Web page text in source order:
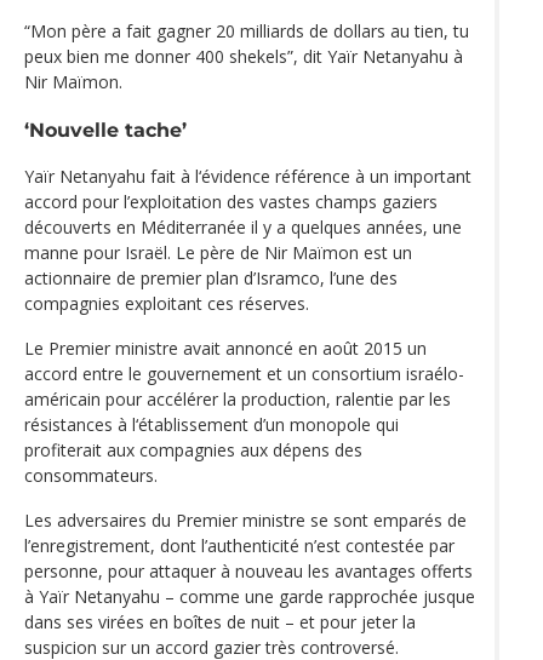
“Mon père a fait gagner 20 milliards de dollars au tien, tu
peux bien me donner 400 shekels”, dit Yaïr Netanyahu à
Nir Maïmon.
‘Nouvelle tache’
Yaïr Netanyahu fait à l‘évidence référence à un important
accord pour l’exploitation des vastes champs gaziers
découverts en Méditerranée il y a quelques années, une
manne pour Israël. Le père de Nir Maïmon est un
actionnaire de premier plan d’Isramco, l’une des
compagnies exploitant ces réserves.
Le Premier ministre avait annoncé en août 2015 un
accord entre le gouvernement et un consortium israélo-
américain pour accélérer la production, ralentie par les
résistances à l‘établissement d’un monopole qui
profiterait aux compagnies aux dépens des
consommateurs.
Les adversaires du Premier ministre se sont emparés de
l’enregistrement, dont l’authenticité n’est contestée par
personne, pour attaquer à nouveau les avantages offerts
à Yaïr Netanyahu – comme une garde rapprochée jusque
dans ses virées en boîtes de nuit – et pour jeter la
suspicion sur un accord gazier très controversé.